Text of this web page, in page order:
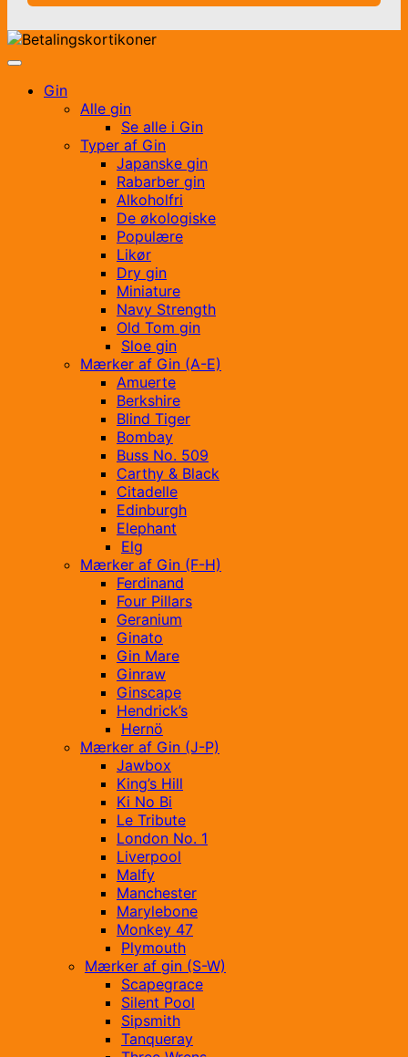
Gin
Alle gin
Se alle i Gin
Typer af Gin
Japanske gin
Rabarber gin
Alkoholfri
De økologiske
Populære
Likør
Dry gin
Miniature
Navy Strength
Old Tom gin
Sloe gin
Mærker af Gin (A-E)
Amuerte
Berkshire
Blind Tiger
Bombay
Buss No. 509
Carthy & Black
Citadelle
Edinburgh
Elephant
Elg
Mærker af Gin (F-H)
Ferdinand
Four Pillars
Geranium
Ginato
Gin Mare
Ginraw
Ginscape
Hendrick’s
Hernö
Mærker af Gin (J-P)
Jawbox
King’s Hill
Ki No Bi
Le Tribute
London No. 1
Liverpool
Malfy
Manchester
Marylebone
Monkey 47
Plymouth
Mærker af gin (S-W)
Scapegrace
Silent Pool
Sipsmith
Tanqueray